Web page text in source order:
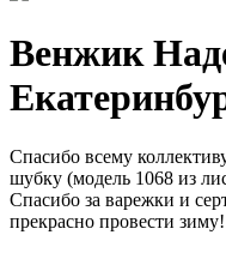
Венжик
Спасибо всему
шубку (модель 1068 из
Спасибо за варежки и
прекрасно провести зиму!